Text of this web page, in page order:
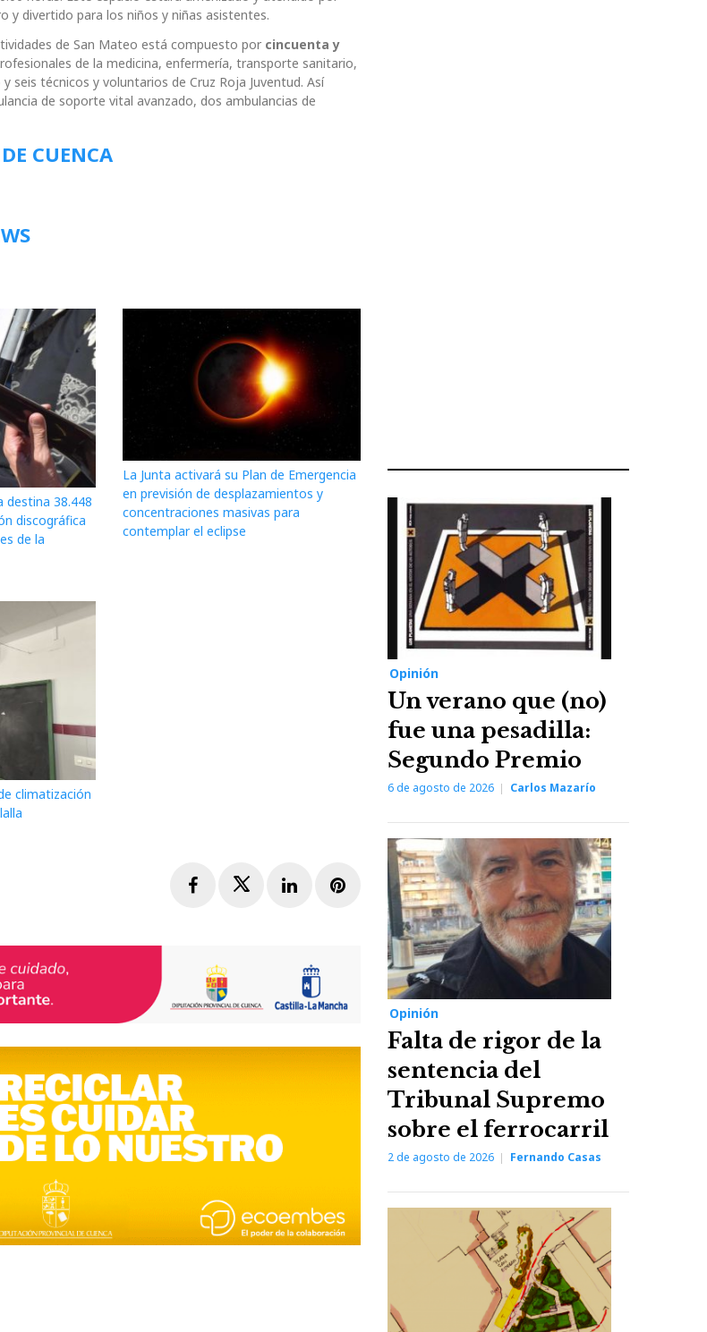
y divertido para los niños y niñas asistentes.
de San Mateo está compuesto por cincuenta y
de la medicina, enfermería, transporte sanitario,
técnicos y voluntarios de Cruz Roja Juventud. Así
de soporte vital avanzado, dos ambulancias de
CUENCA
destina 38.448
discográfica
de la
La Junta activará su Plan de Emergencia
en previsión de desplazamientos y
concentraciones masivas para
contemplar el eclipse
climatización
FacebookTwitterLinkedInPinterest
Opinión
Un verano que (no)
fue una pesadilla:
Segundo Premio
6 de agosto de 2026 Carlos Mazarío
Opinión
Falta de rigor de la
sentencia del
Tribunal Supremo
sobre el ferrocarril
2 de agosto de 2026 Fernando Casas